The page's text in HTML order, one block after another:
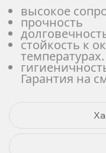
высокое
прочность
стойкость к
температурах.
Гарантия на